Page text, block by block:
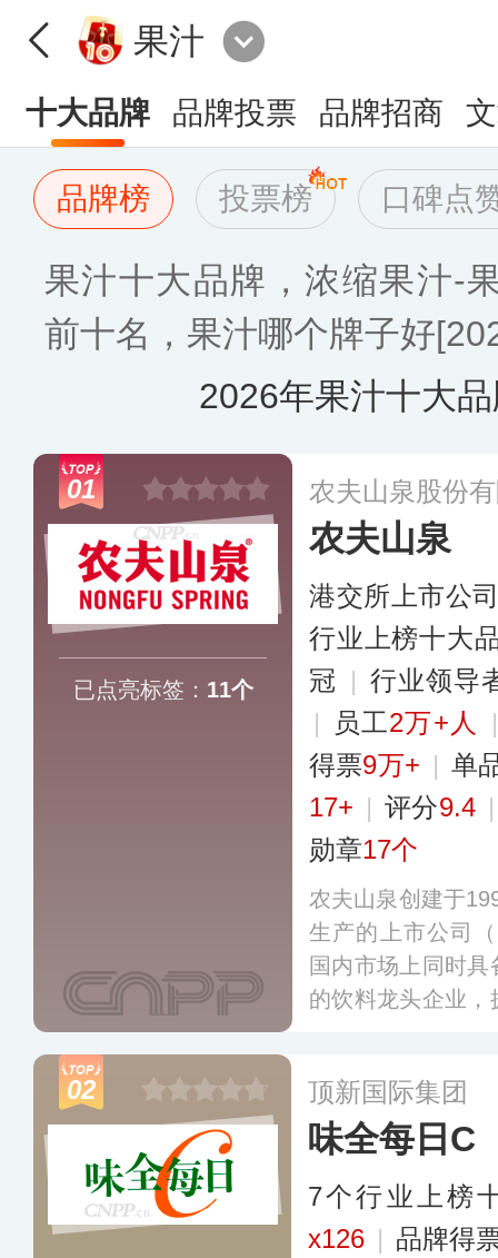
果汁
十大品牌 品牌投票 品牌招商
品牌榜 投票榜 口碑点
果汁十大品牌，浓缩果汁-
前十名，果汁哪个牌子好
2026年果汁十大
01
已点亮标签： 11个
农夫山泉股份
农夫山泉
港交所上市公
行业上榜十大
冠 | 行业领导
|
员工2万+人
得票9万+ | 单
17+ | 评分9.4
勋章17个
农夫山泉创建于
生产的上市公司
国内市场上同时
的饮料龙头企业
C果汁等饮料品牌
02 顶新国际集团
味全每日C
7个行业上榜
x126 | 品牌得